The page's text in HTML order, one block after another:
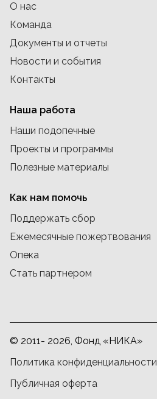
О нас
Команда
Документы и отчеты
Новости и события
Контакты
Наша работа
Наши подопечные
Проекты и программы
Полезные материалы
Как нам помочь
Поддержать сбор
Ежемесячные пожертвования
Опека
Стать партнером
© 2011- 2026, Фонд «НИКА»
Политика конфиденциальности
Публичная оферта